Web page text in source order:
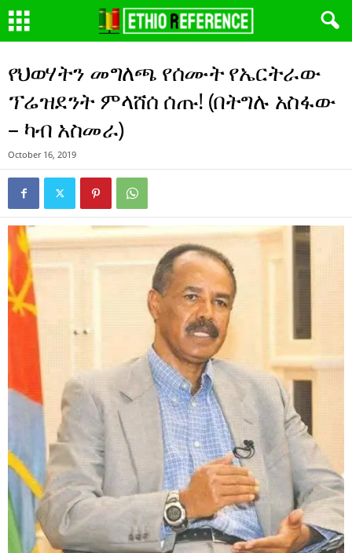
የህወሃትን መግለጫ የሰሙት የኤርትራው
ፕሬዝደንት ምላሸሰ ሰጡ! (በትግሉ አስፋው
– ካብ አስመራ)
October 16, 2019